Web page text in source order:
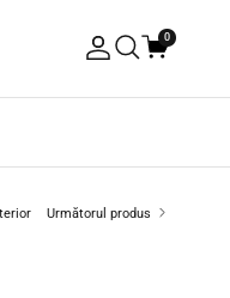
Autentificare
Căutare
0
Următorul produs